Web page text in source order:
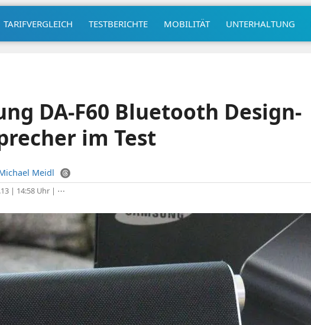
TARIFVERGLEICH TESTBERICHTE MOBILITÄT UNTERHALTUNG
DA-F60 Bluetooth Design-
im Test
Meidl
| 14:58 Uhr| ⋯